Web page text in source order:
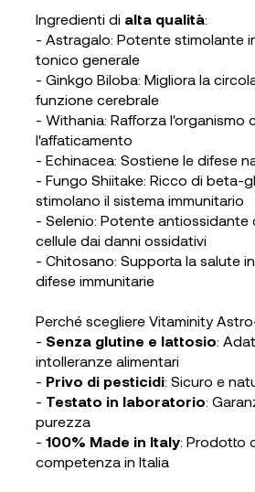
Ingredienti di alta qualità:
- Astragalo: Potente stimolante
tonico generale
- Ginkgo Biloba: Migliora la
funzione cerebrale
- Withania: Rafforza l'organismo
l'affaticamento
- Echinacea: Sostiene le difese
- Fungo Shiitake: Ricco di beta-
stimolano il sistema immunitario
- Selenio: Potente antiossidante
cellule dai danni ossidativi
- Chitosano: Supporta la salute
difese immunitarie
Perché scegliere Vitaminity
- Senza glutine e lattosio:
intolleranze alimentari
- Privo di pesticidi: Sicuro e
- Testato in laboratorio:
purezza
- 100% Made in Italy: Prodotto
competenza in Italia